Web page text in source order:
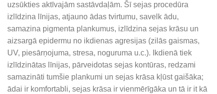
uzsūkties aktīvajām sastāvdaļām. Šī sejas procedūra
izlīdzina līnijas, atjauno ādas tvirtumu, savelk ādu,
samazina pigmenta plankumus, izlīdzina sejas krāsu un
aizsargā epidermu no ikdienas agresijas (zilās gaismas,
UV, piesārņojuma, stresa, noguruma u.c.). Ikdienā tiek
izlīdzinātas līnijas, pārveidotas sejas kontūras, redzami
samazināti tumšie plankumi un sejas krāsa kļūst gaišāka;
ādai ir komfortabli, sejas krāsa ir vienmērīgāka un tā ir it kā